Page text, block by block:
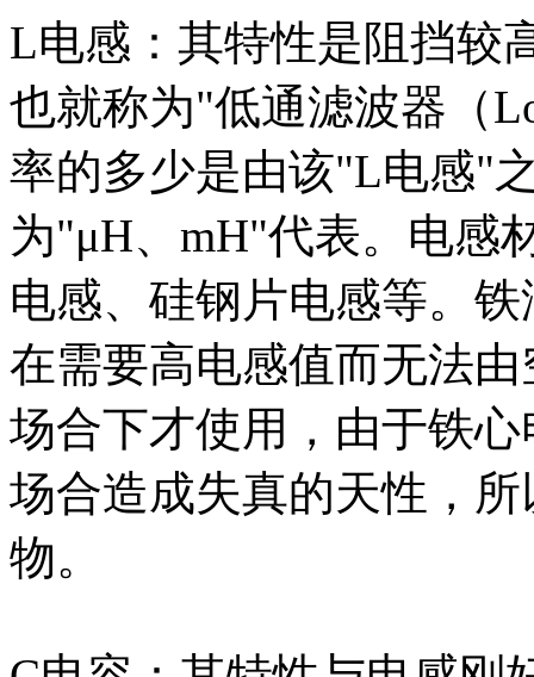
L电感：其特性是阻挡较
也就称为"低通滤波器（
率的多少是由该"L电感"
为"μH、mH"代表。电感
电感、硅钢片电感等。
在需要高电感值而无法
场合下才使用，由于铁
场合造成失真的天性，
物。